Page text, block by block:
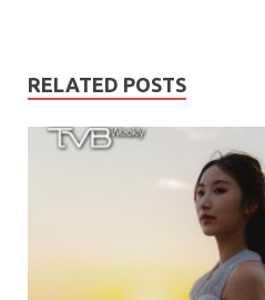
b
o
o
er l
RELATED POSTS